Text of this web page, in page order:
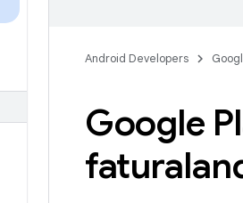
Android Developers
Google